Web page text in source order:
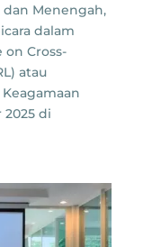
Menengah,
dalam
on Cross-
atau
2025 di